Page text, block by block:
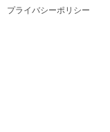
プライバシーポリシー